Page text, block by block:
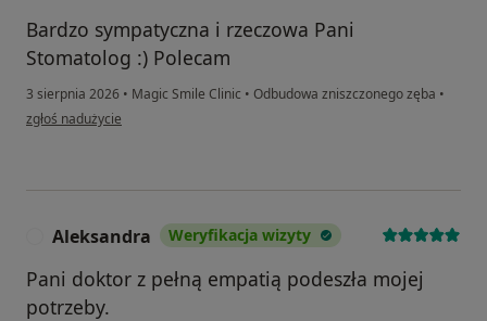
Bardzo sympatyczna i rzeczowa Pani
Stomatolog :) Polecam
3 sierpnia 2026 • Magic Smile Clinic • Odbudowa zniszczonego zęba •
w opinii użytkownika PW
zgłoś nadużycie
Aleksandra Weryfikacja wizyty
Pani doktor z pełną empatią podeszła mojej
potrzeby.